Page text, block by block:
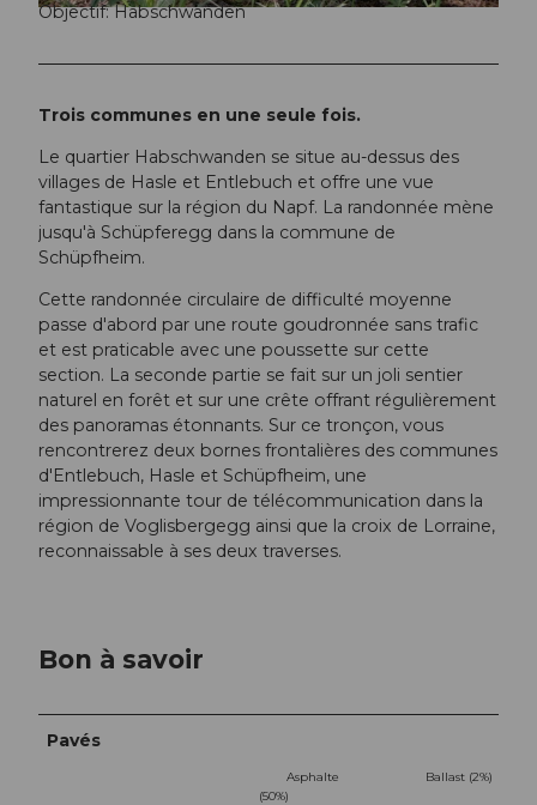
© Richard Portmann, Tourismus Gemeinde Entlebuch, Aurelia Portmann
Objectif: Habschwanden
Trois communes en une seule fois.
Le quartier Habschwanden se situe au-dessus des
villages de Hasle et Entlebuch et offre une vue
fantastique sur la région du Napf. La randonnée mène
jusqu'à Schüpferegg dans la commune de
Schüpfheim.
Cette randonnée circulaire de difficulté moyenne
passe d'abord par une route goudronnée sans trafic
et est praticable avec une poussette sur cette
section. La seconde partie se fait sur un joli sentier
naturel en forêt et sur une crête offrant régulièrement
des panoramas étonnants. Sur ce tronçon, vous
rencontrerez deux bornes frontalières des communes
d'Entlebuch, Hasle et Schüpfheim, une
impressionnante tour de télécommunication dans la
région de Voglisbergegg ainsi que la croix de Lorraine,
reconnaissable à ses deux traverses.
Bon à savoir
Pavés
Asphalte
(50%)
Ballast (2%)